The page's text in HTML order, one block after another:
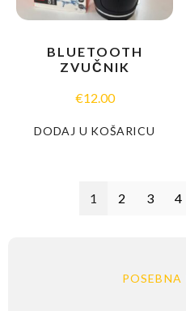
BLUETOOTH
ZVUČNIK
€12.00
DODAJ U KOŠARICU
1 2 3 4
POSEBNA